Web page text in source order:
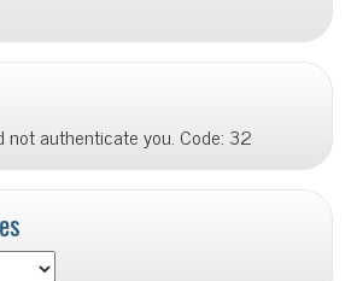
not authenticate you. Code: 32